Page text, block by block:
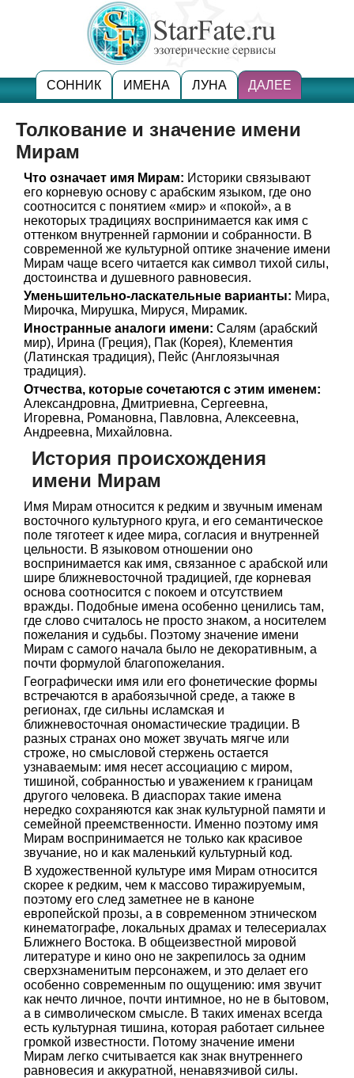
СОННИК ИМЕНА ЛУНА ДАЛЕЕ
Толкование и значение имени
Мирам
Что означает имя Мирам: Историки связывают
его корневую основу с арабским языком, где оно
соотносится с понятием «мир» и «покой», а в
некоторых традициях воспринимается как имя с
оттенком внутренней гармонии и собранности. В
современной же культурной оптике значение имени
Мирам чаще всего читается как символ тихой силы,
достоинства и душевного равновесия.
Уменьшительно-ласкательные варианты: Мира,
Мирочка, Мирушка, Мируся, Мирамик.
Иностранные аналоги имени: Салям (арабский
мир), Ирина (Греция), Пак (Корея), Клементия
(Латинская традиция), Пейс (Англоязычная
традиция).
Отчества, которые сочетаются с этим именем:
Александровна, Дмитриевна, Сергеевна,
Игоревна, Романовна, Павловна, Алексеевна,
Андреевна, Михайловна.
История происхождения
имени Мирам
Имя Мирам относится к редким и звучным именам
восточного культурного круга, и его семантическое
поле тяготеет к идее мира, согласия и внутренней
цельности. В языковом отношении оно
воспринимается как имя, связанное с арабской или
шире ближневосточной традицией, где корневая
основа соотносится с покоем и отсутствием
вражды. Подобные имена особенно ценились там,
где слово считалось не просто знаком, а носителем
пожелания и судьбы. Поэтому значение имени
Мирам с самого начала было не декоративным, а
почти формулой благопожелания.
Географически имя или его фонетические формы
встречаются в арабоязычной среде, а также в
регионах, где сильны исламская и
ближневосточная ономастические традиции. В
разных странах оно может звучать мягче или
строже, но смысловой стержень остается
узнаваемым: имя несет ассоциацию с миром,
тишиной, собранностью и уважением к границам
другого человека. В диаспорах такие имена
нередко сохраняются как знак культурной памяти и
семейной преемственности. Именно поэтому имя
Мирам воспринимается не только как красивое
звучание, но и как маленький культурный код.
В художественной культуре имя Мирам относится
скорее к редким, чем к массово тиражируемым,
поэтому его след заметнее не в каноне
европейской прозы, а в современном этническом
кинематографе, локальных драмах и телесериалах
Ближнего Востока. В общеизвестной мировой
литературе и кино оно не закрепилось за одним
сверхзнаменитым персонажем, и это делает его
особенно современным по ощущению: имя звучит
как нечто личное, почти интимное, но не в бытовом,
а в символическом смысле. В таких именах всегда
есть культурная тишина, которая работает сильнее
громкой известности. Потому значение имени
Мирам легко считывается как знак внутреннего
равновесия и аккуратной, ненавязчивой силы.